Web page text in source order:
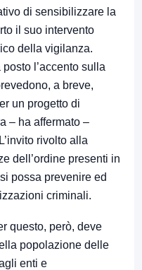
di sensibilizzare la
il suo intervento
della vigilanza.
l’accento sulla
a breve,
un progetto di
– ha affermato –
rivolto alla
dell’ordine presenti in
possa prevenire ed
criminali.
questo, però, deve
popolazione delle
enti e